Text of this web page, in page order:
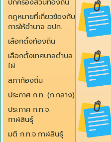
ปกครองส่วนท้องถิ่น
กฎหมายที่เกี่ยวข้องกับ
การให้อำนาจ อปท.
เลือกตั้งท้องถิ่น
เลือกตั้งเทศบาลตำบล
ไผ่
สภาท้องถิ่น
ประกาศ ก.ท. (ก.กลาง)
ประกาศ ก.ท.จ.
กาฬสินธุ์
มติ ก.ท.จ.กาฬสินธุ์